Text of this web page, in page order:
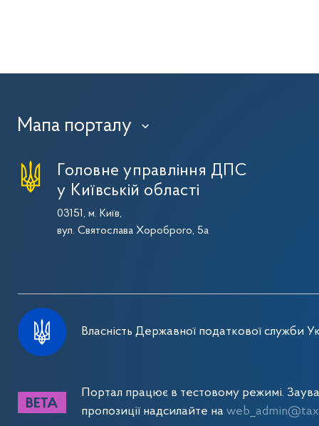
Мапа порталу ›
Головне управління ДПС
у Київській області
03151, м. Київ,
вул. Святослава Хороброго, 5а
Власність Державної податкової служби
Портал працює в тестовому режимі.
пропозиції надсилайте на